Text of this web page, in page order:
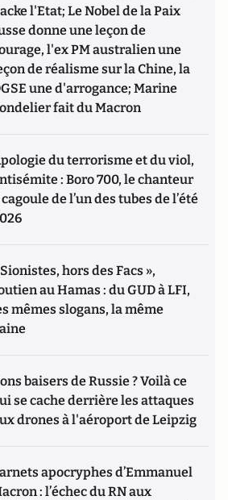
l'Etat; Le Nobel de la Paix
donne une leçon de
l'ex PM australien une
de réalisme sur la Chine, la
une d'arrogance; Marine
fait du Macron
du terrorisme et du viol,
: Boro 700, le chanteur
cagoule de l’un des tubes de l’été
hors des Facs »,
au Hamas : du GUD à LFI,
mêmes slogans, la même
baisers de Russie ? Voilà ce
se cache derrière les attaques
drones à l'aéroport de Leipzig
apocryphes d’Emmanuel
: l’échec du RN aux